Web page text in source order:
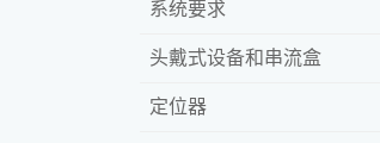
系统要求
头戴式设备和串流盒
定位器